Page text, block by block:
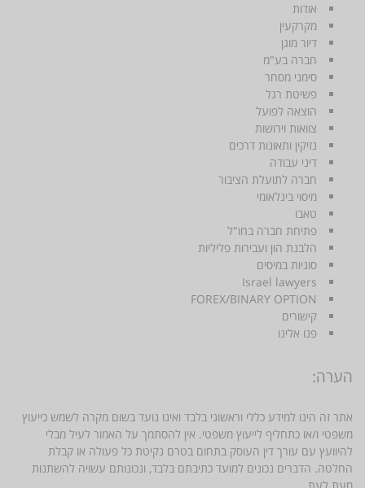
אודות
מקרקעין
דיור מוגן
חברה בע"מ
סימני מסחר
פשיטת רגל
הוצאה לפועל
צוואות וירושות
נזיקין ותאונות דרכים
דיני עבודה
חברה לתועלת הציבור
מיסוי בינלאומי
טאבו
פתיחת חברה בחו"ל
הלבנת הון ועבירות פליליות
סוגיות במיסים
Israel lawyers
FOREX/BINARY OPTION
קישורים
פנו אלינו
הערה:
אתר זה הינו למידע כללי וראשוני בלבד ואינו נועד בשום מקרה לשמש כייעוץ
משפטי ו/או כתחליף לייעוץ משפטי. אין להסתמך על האמור לעיל מבלי
להיוועץ עם עורך דין העוסק בתחום בטרם נקיטת כל פעולה או קבלת
החלטה. הדברים נכונים למועד כתיבתם בלבד, ונכונותם עשויה להשתנות